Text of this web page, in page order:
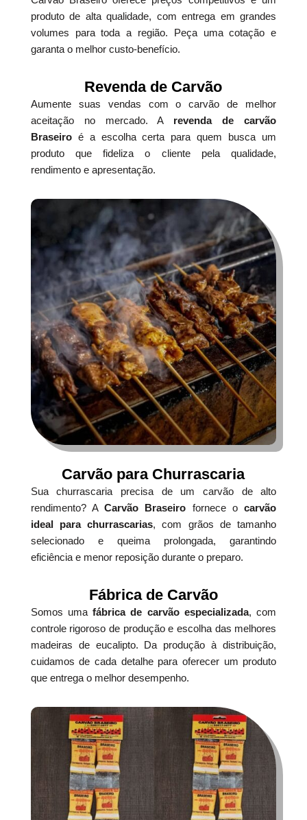
produto de alta qualidade, com entrega em grandes
volumes para toda a região. Peça uma cotação e
garanta o melhor custo-benefício.
Revenda de Carvão
Aumente suas vendas com o carvão de melhor
aceitação no mercado. A revenda de carvão
Braseiroé a escolha certa para quem busca um
produto que fideliza o cliente pela qualidade,
rendimento e apresentação.
Carvão para Churrascaria
Sua churrascaria precisa de um carvão de alto
rendimento? ACarvão Braseiro fornece ocarvão
ideal para churrascarias, com grãos de tamanho
selecionado e queima prolongada, garantindo
eficiência e menor reposição durante o preparo.
Fábrica de Carvão
Somos umafábrica de carvão especializada, com
controle rigoroso de produção e escolha das melhores
madeiras de eucalipto. Da produção à distribuição,
cuidamos de cada detalhe para oferecer um produto
que entrega o melhor desempenho.